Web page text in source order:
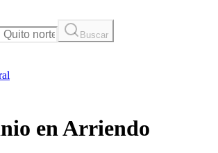
Buscar
en Arriendo